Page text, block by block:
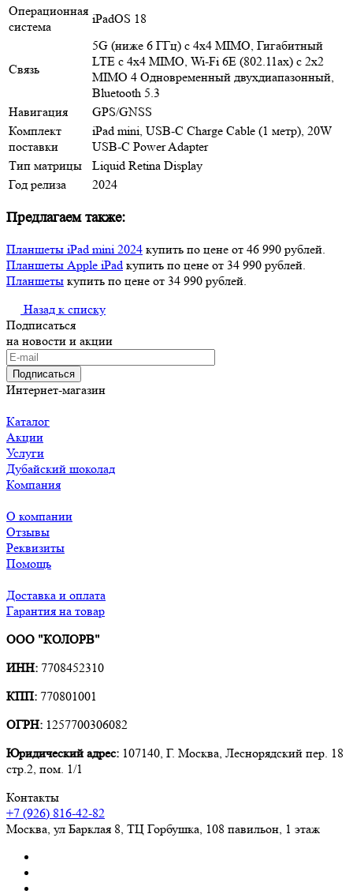
Операционная
система
iPadOS 18
Связь
5G (ниже 6 ГГц) с 4x4 MIMO, Гигабитный
LTE с 4x4 MIMO, Wi‑Fi 6E (802.11ax) с 2x2
MIMO 4 Одновременный двухдиапазонный,
Bluetooth 5.3
Навигация
GPS/GNSS
Комплект
поставки
iPad mini, USB-C Charge Cable (1 метр), 20W
USB-C Power Adapter
Тип матрицы
Liquid Retina Display
Год релиза
2024
Предлагаем также:
Планшеты iPad mini 2024 купить по цене от 46 990 рублей.
Планшеты Apple iPad купить по цене от 34 990 рублей.
Планшеты купить по цене от 34 990 рублей.
Назад к списку
Подписаться
на новости и акции
Подписаться
Интернет-магазин
Каталог
Акции
Услуги
Дубайский шоколад
Компания
О компании
Отзывы
Реквизиты
Помощь
Доставка и оплата
Гарантия на товар
ООО "КОЛОРВ"
ИНН: 7708452310
КПП: 770801001
ОГРН: 1257700306082
Юридический адрес: 107140, Г. Москва, Леснорядский пер. 18
стр.2, пом. 1/1
Контакты
+7 (926) 816-42-82
Москва, ул Барклая 8, ТЦ Горбушка, 108 павильон, 1 этаж